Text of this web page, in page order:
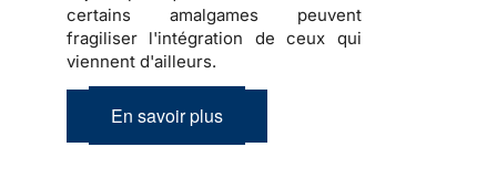
certains amalgames peuvent
fragiliser l'intégration de ceux qui
viennent d'ailleurs.
En savoir plus